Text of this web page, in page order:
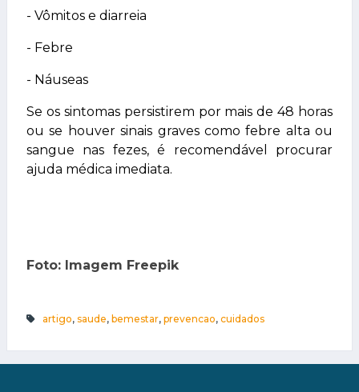
- Vômitos e diarreia
- Febre
- Náuseas
Se os sintomas persistirem por mais de 48 horas
ou se houver sinais graves como febre alta ou
sangue nas fezes, é recomendável procurar
ajuda médica imediata.
Foto: Imagem Freepik
artigo,saude,bemestar,prevencao,cuidados